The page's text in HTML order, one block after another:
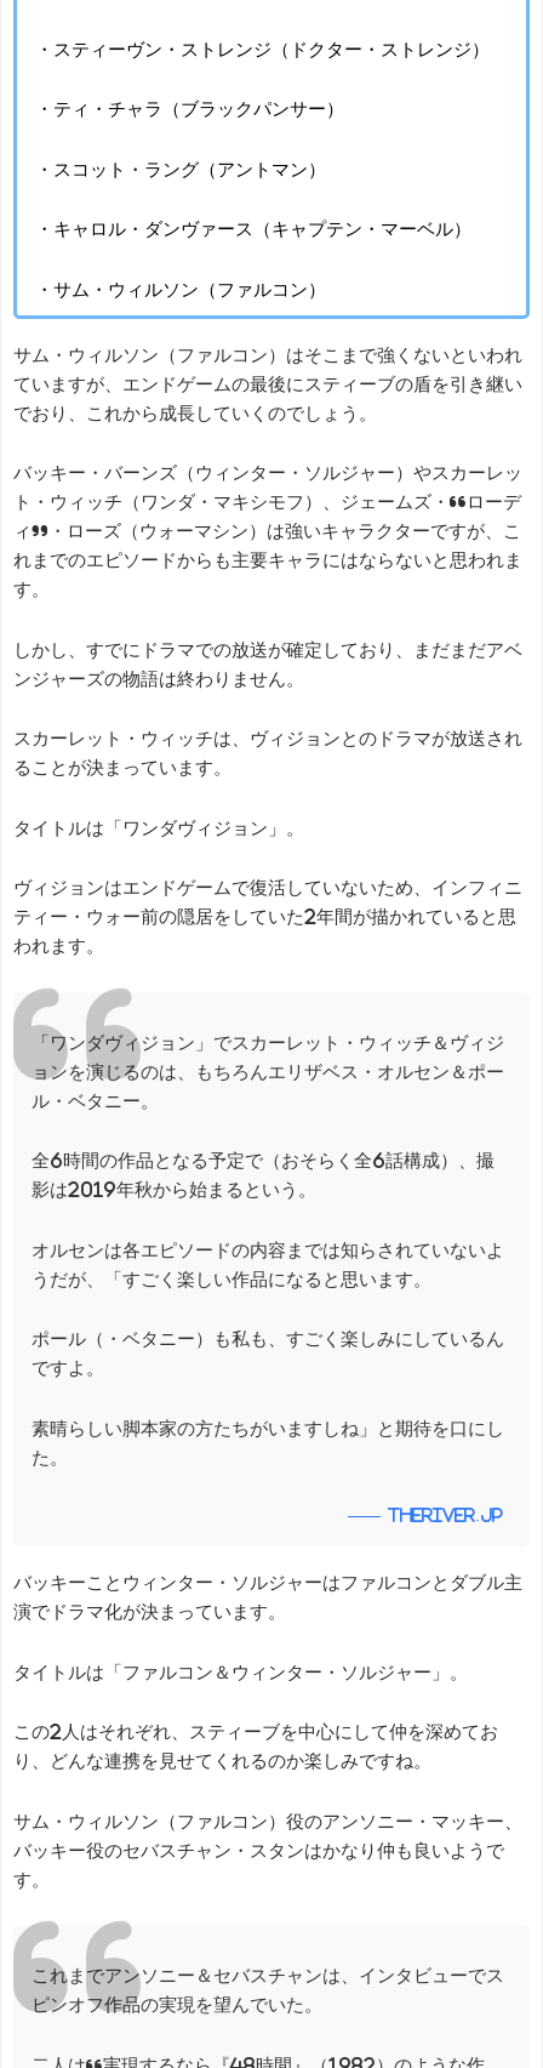
・スティーヴン・ストレンジ（ドクター・ストレンジ）
・ティ・チャラ（ブラックパンサー）
・スコット・ラング（アントマン）
・キャロル・ダンヴァース（キャプテン・マーベル）
・サム・ウィルソン（ファルコン）
サム・ウィルソン（ファルコン）はそこまで強くないといわれ
ていますが、エンドゲームの最後にスティーブの盾を引き継い
でおり、これから成長していくのでしょう。
バッキー・バーンズ（ウィンター・ソルジャー）やスカーレッ
ト・ウィッチ（ワンダ・マキシモフ）、ジェームズ・“ローデ
ィ”・ローズ（ウォーマシン）は強いキャラクターですが、こ
れまでのエピソードからも主要キャラにはならないと思われま
す。
しかし、すでにドラマでの放送が確定しており、まだまだアベ
ンジャーズの物語は終わりません。
スカーレット・ウィッチは、ヴィジョンとのドラマが放送され
ることが決まっています。
タイトルは「ワンダヴィジョン」。
ヴィジョンはエンドゲームで復活していないため、インフィニ
ティー・ウォー前の隠居をしていた2年間が描かれていると思
われます。
「ワンダヴィジョン」でスカーレット・ウィッチ＆ヴィジ
ョンを演じるのは、もちろんエリザベス・オルセン＆ポー
ル・ベタニー。
全6時間の作品となる予定で（おそらく全6話構成）、撮
影は2019年秋から始まるという。
オルセンは各エピソードの内容までは知らされていないよ
うだが、「すごく楽しい作品になると思います。
ポール（・ベタニー）も私も、すごく楽しみにしているん
ですよ。
素晴らしい脚本家の方たちがいますしね」と期待を口にし
た。
theriver.jp
バッキーことウィンター・ソルジャーはファルコンとダブル主
演でドラマ化が決まっています。
タイトルは「ファルコン＆ウィンター・ソルジャー」。
この2人はそれぞれ、スティーブを中心にして仲を深めてお
り、どんな連携を見せてくれるのか楽しみですね。
サム・ウィルソン（ファルコン）役のアンソニー・マッキー、
バッキー役のセバスチャン・スタンはかなり仲も良いようで
す。
これまでアンソニー＆セバスチャンは、インタビューでス
ピンオフ作品の実現を望んでいた。